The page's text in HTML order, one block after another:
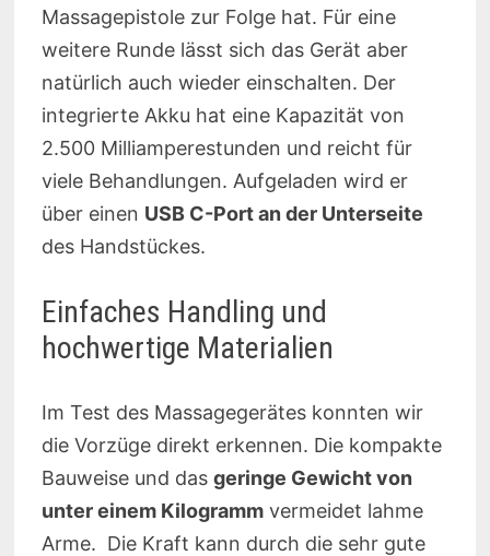
Massagepistole zur Folge hat. Für eine
weitere Runde lässt sich das Gerät aber
natürlich auch wieder einschalten. Der
integrierte Akku hat eine Kapazität von
2.500 Milliamperestunden und reicht für
viele Behandlungen. Aufgeladen wird er
über einen USB C-Port an der Unterseite
des Handstückes.
Einfaches Handling und
hochwertige Materialien
Im Test des Massagegerätes konnten wir
die Vorzüge direkt erkennen. Die kompakte
Bauweise und das geringe Gewicht von
unter einem Kilogrammvermeidet lahme
Arme. Die Kraft kann durch die sehr gute